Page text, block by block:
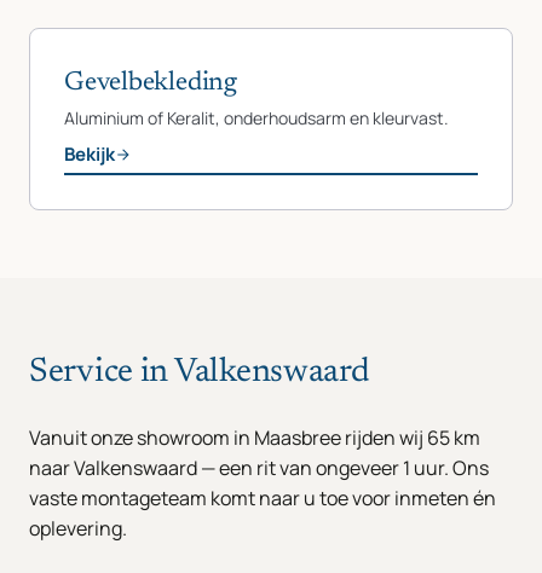
Gevelbekleding
Aluminium of Keralit, onderhoudsarm en kleurvast.
Bekijk
Service in Valkenswaard
Vanuit onze showroom in Maasbree rijden wij 65 km
naar Valkenswaard — een rit van ongeveer 1 uur. Ons
vaste montageteam komt naar u toe voor inmeten én
oplevering.